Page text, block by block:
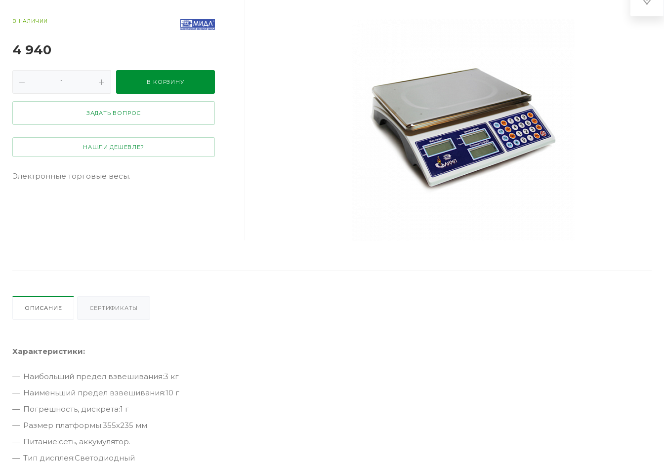
В НАЛИЧИИ
4 940
В КОРЗИНУ
ЗАДАТЬ ВОПРОС
НАШЛИ ДЕШЕВЛЕ?
Электронные торговые весы.
ОПИСАНИЕ СЕРТИФИКАТЫ
Характеристики:
Наибольший предел взвешивания:3 кг
Наименьший предел взвешивания:10 г
Погрешность, дискрета:1 г
Размер платформы:355х235 мм
Питание:сеть, аккумулятор.
Тип дисплея:Светодиодный